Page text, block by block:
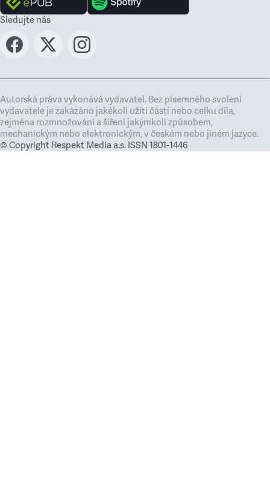
Sledujte nás
Autorská práva vykonává vydavatel. Bez písemného svolení
vydavatele je zakázáno jakékoli užití částí nebo celku díla,
zejména rozmnožování a šíření jakýmkoli způsobem,
mechanickým nebo elektronickým, v českém nebo jiném jazyce.
© Copyright Respekt Media a.s. ISSN 1801-1446